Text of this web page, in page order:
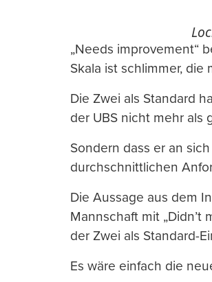
„Needs improvement“
Skala ist schlimmer, die
Die Zwei als Standard
der UBS nicht mehr als
Sondern dass er an
durchschnittlichen
Die Aussage aus dem
Mannschaft mit
der Zwei als Standard-
Es wäre einfach die